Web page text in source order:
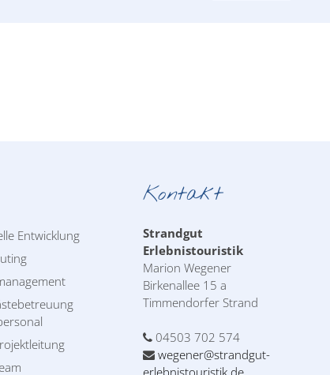
Entwicklung
Kontakt
Strandgut
Erlebnistouristik
Marion Wegener
Birkenallee 15 a
Timmendorfer Strand
04503 702 574
wegener@strandgut-
erlebnistouristik.de